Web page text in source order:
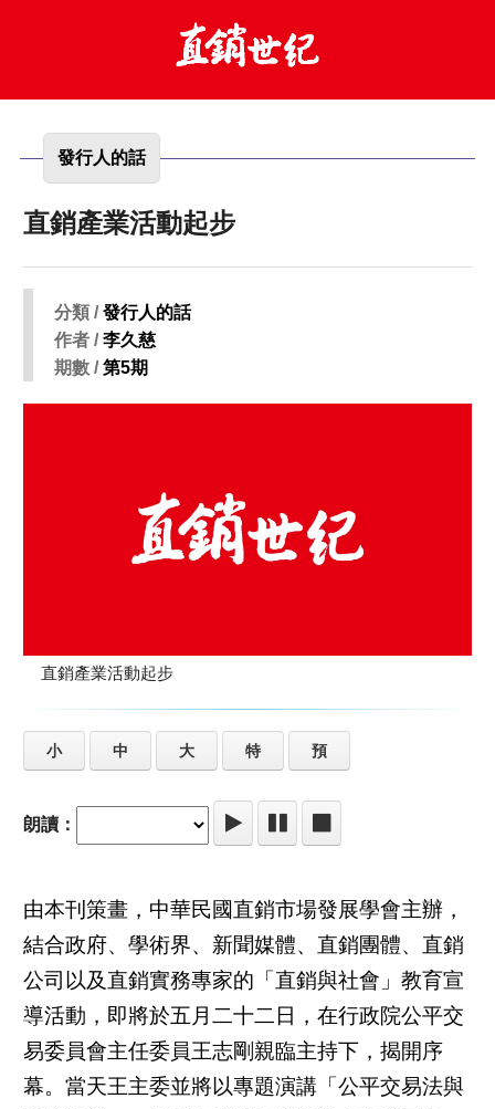
發行人的話
直銷產業活動起步
分類 /發行人的話
作者 /李久慈
期數 /第5期
直銷產業活動起步
小 中 大 特 預
朗讀：
由本刊策畫，中華民國直銷市場發展學會主辦，
結合政府、學術界、新聞媒體、直銷團體、直銷
公司以及直銷實務專家的「直銷與社會」教育宣
導活動，即將於五月二十二日，在行政院公平交
易委員會主任委員王志剛親臨主持下，揭開序
幕。當天王主委並將以專題演講「公平交易法與